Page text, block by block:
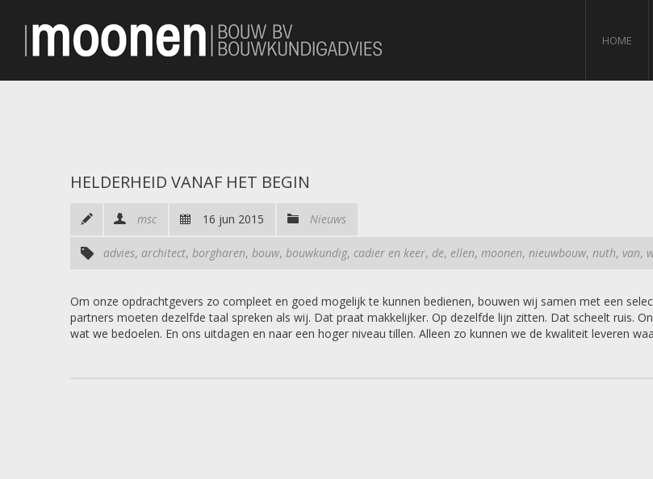
HOME
HELDERHEID VANAF HET BEGIN
msc 16 jun 2015 Nieuws
advies, architect, borgharen, bouw, bouwkundig, cadier en keer, de, ellen, moonen, nieuwbouw, nuth, van,
Om onze opdrachtgevers zo compleet en goed mogelijk te kunnen bedienen, bouwen wij samen met een
partners moeten dezelfde taal spreken als wij. Dat praat makkelijker. Op dezelfde lijn zitten. Dat scheelt ruis.
wat we bedoelen. En ons uitdagen en naar een hoger niveau tillen. Alleen zo kunnen we de kwaliteit leveren